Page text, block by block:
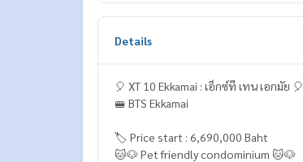
Details
🎈 XT 10 Ekkamai : เอ็กซ์ที เทน เอกมัย 🎈
🚝 BTS Ekkamai
🏷️ Price start : 6,690,000 Baht
🐱🐶 Pet friendly condominium 🐱🐶